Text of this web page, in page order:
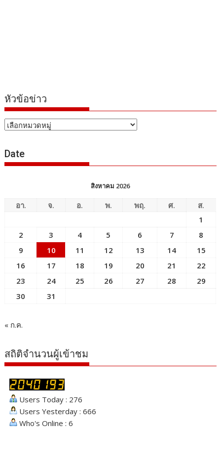
หัวข้อข่าว
หัวข้อ
Date
สิงหาคม 2026
อา. จ. อ. พ. พฤ. ศ.
ส.
1
2
3 4 5 6 7
8
9
10 11 12 13 14
15
16
17 18 19 20 21
22
23
24 25 26 27 28
29
30
31
« ก.ค.
สถิติจำนวนผู้เข้าชม
Users Today : 276
Users Yesterday : 666
Who's Online : 6